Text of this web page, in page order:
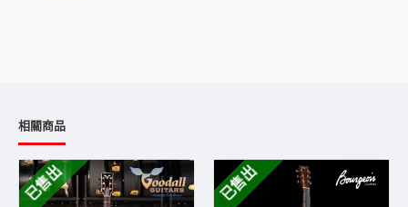
型號：TROM Orchestra Model Guitar 14 fret
面板：AAA Adirondack Spruce Top
指板寬：25.5'scale
琴身鑲嵌：Herringbone Rosette & Purflings
相關商品
已售出 已售出